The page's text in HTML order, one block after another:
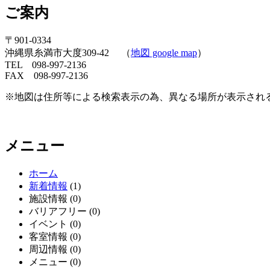
ご案内
〒901-0334
沖縄県糸満市大度309-42 （地図 google map）
TEL 098-997-2136
FAX 098-997-2136
※地図は住所等による検索表示の為、異なる場所が表示され
メニュー
ホーム
新着情報 (1)
施設情報 (0)
バリアフリー (0)
イベント (0)
客室情報 (0)
周辺情報 (0)
メニュー (0)